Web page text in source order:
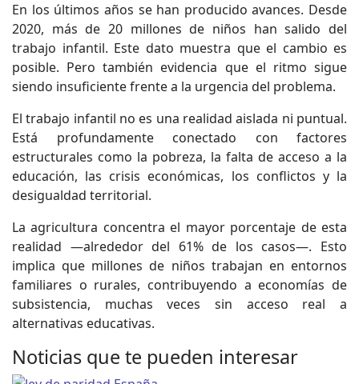
En los últimos años se han producido avances. Desde
2020, más de 20 millones de niños han salido del
trabajo infantil. Este dato muestra que el cambio es
posible. Pero también evidencia que el ritmo sigue
siendo insuficiente frente a la urgencia del problema.
El trabajo infantil no es una realidad aislada ni puntual.
Está profundamente conectado con factores
estructurales como la pobreza, la falta de acceso a la
educación, las crisis económicas, los conflictos y la
desigualdad territorial.
La agricultura concentra el mayor porcentaje de esta
realidad —alrededor del 61% de los casos—. Esto
implica que millones de niños trabajan en entornos
familiares o rurales, contribuyendo a economías de
subsistencia, muchas veces sin acceso real a
alternativas educativas.
Noticias que te pueden interesar